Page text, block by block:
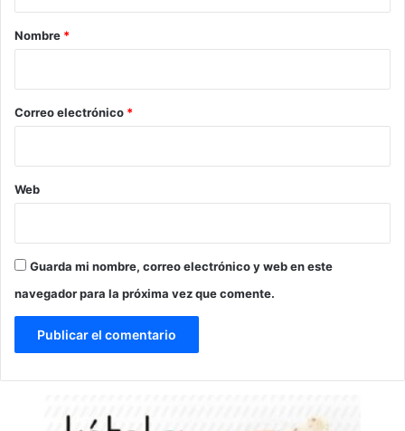
r
*
Nombre *
Correo electrónico *
Web
Guarda mi nombre, correo electrónico y web en este
navegador para la próxima vez que comente.